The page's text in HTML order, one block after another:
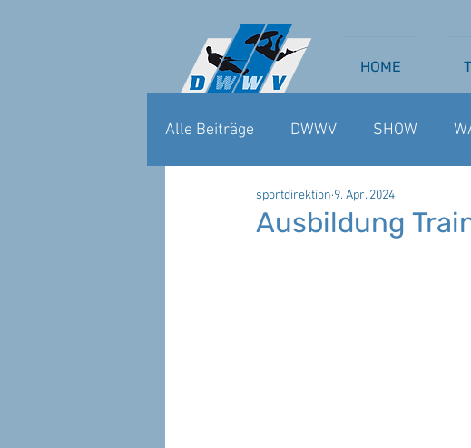
HOME
Alle Beiträge DWWV SHOW
WAKEBOARD CABLE WASSERSKI
Ausbildung
sportdirektion 9. Apr. 2024